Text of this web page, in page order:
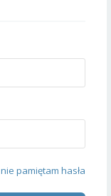
nie pamiętam hasła